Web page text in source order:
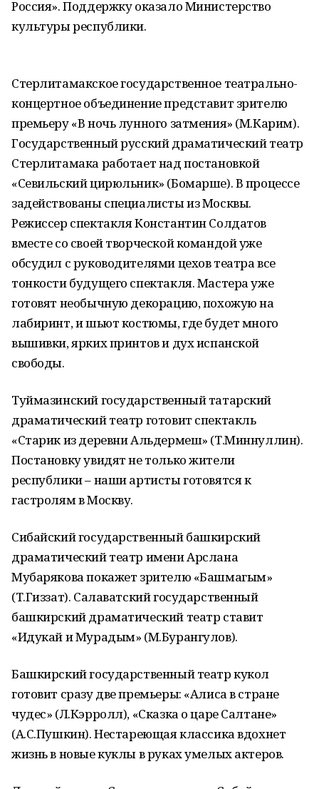
Россия». Поддержку оказало Министерство
культуры республики.
Стерлитамакское государственное театрально-
концертное объединение представит зрителю
премьеру «В ночь лунного затмения» (М.Карим).
Государственный русский драматический театр
Стерлитамака работает над постановкой
«Севильский цирюльник» (Бомарше). В процессе
задействованы специалисты из Москвы.
Режиссер спектакля Константин Солдатов
вместе со своей творческой командой уже
обсудил с руководителями цехов театра все
тонкости будущего спектакля. Мастера уже
готовят необычную декорацию, похожую на
лабиринт, и шьют костюмы, где будет много
вышивки, ярких принтов и дух испанской
свободы.
Туймазинский государственный татарский
драматический театр готовит спектакль
«Старик из деревни Альдермеш» (Т.Миннуллин).
Постановку увидят не только жители
республики – наши артисты готовятся к
гастролям в Москву.
Сибайский государственный башкирский
драматический театр имени Арслана
Мубарякова покажет зрителю «Башмагым»
(Т.Гиззат). Салаватский государственный
башкирский драматический театр ставит
«Идукай и Мурадым» (М.Бурангулов).
Башкирский государственный театр кукол
готовит сразу две премьеры: «Алиса в стране
чудес» (Л.Кэрролл), «Сказка о царе Салтане»
(А.С.Пушкин). Нестареющая классика вдохнет
жизнь в новые куклы в руках умелых актеров.